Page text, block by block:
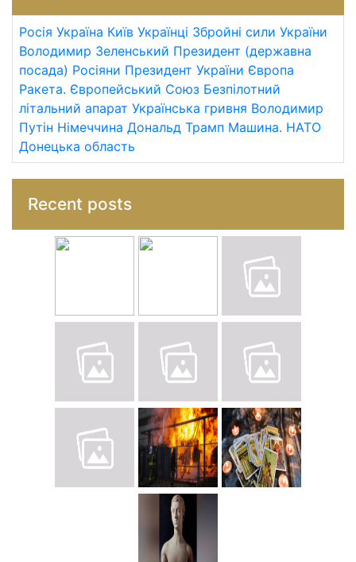
Росія Україна Київ Українці Збройні сили України
Володимир Зеленський Президент (державна
посада) Росіяни Президент України Європа
Ракета. Європейський Союз Безпілотний
літальний апарат Українська гривня Володимир
Путін Німеччина Дональд Трамп Машина. НАТО
Донецька область
Recent posts